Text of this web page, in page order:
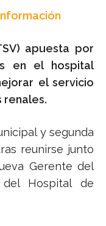
apuesta por
en el hospital
el servicio
renales.
y segunda
reunirse junto
Gerente del
Hospital de